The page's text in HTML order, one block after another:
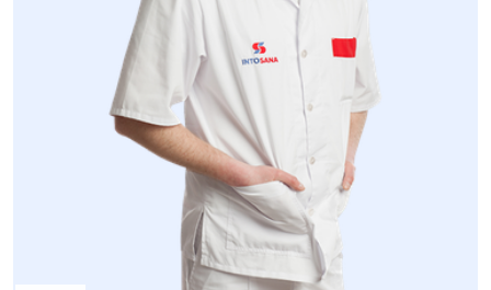
Дитяча кардіоревматологія
Дитяча неврологія
Дитяча ортопедія і травматологія
Дитяча оториноларингологія
Дитяча офтальмологія